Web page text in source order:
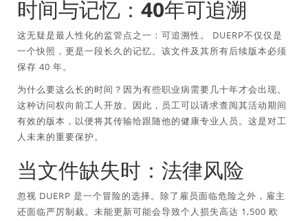
时间与记忆：40年可追溯
这无疑是最人性化的监管点之一：可追溯性。 DUERP不仅仅是
一个快照，更是一段长久的记忆。该文件及其所有后续版本必须
保存 40 年。
为什么要这么长的时间？因为有些职业病需要几十年才会出现。
这种访问权向前工人开放。因此，员工可以请求查阅其活动期间
有效的版本，以便将其传输给跟随他的健康专业人员。这是对工
人未来的重要保护。
当文件缺失时：法律风险
忽视 DUERP 是一个冒险的选择。除了雇员面临危险之外，雇主
还面临严厉制裁。未能更新可能会导致个人损失高达 1,500 欧